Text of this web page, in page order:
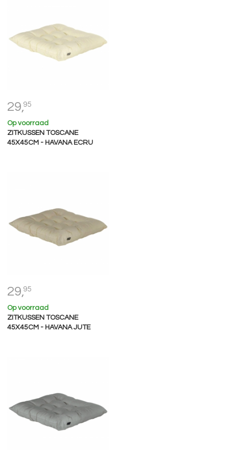
29,95
Op voorraad
ZITKUSSEN TOSCANE
45X45CM - HAVANA ECRU
29,95
Op voorraad
ZITKUSSEN TOSCANE
45X45CM - HAVANA JUTE